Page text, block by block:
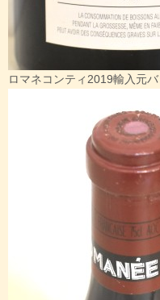
ロマネコンティ2019輸入元